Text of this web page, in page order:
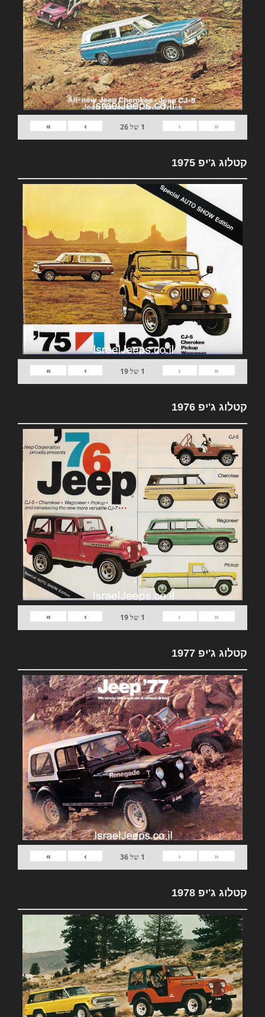
«
‹
1 של26
›
»
קטלוג ג'יפ 1975
«
‹
1 של19
›
»
קטלוג ג'יפ 1976
«
‹
1 של19
›
»
קטלוג ג'יפ 1977
«
‹
1 של36
›
»
קטלוג ג'יפ 1978